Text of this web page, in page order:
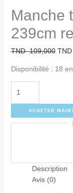
Manche
239cm
TND109,000 TND
Disponibilité : 18
ACHETER
Description
Avis (0)